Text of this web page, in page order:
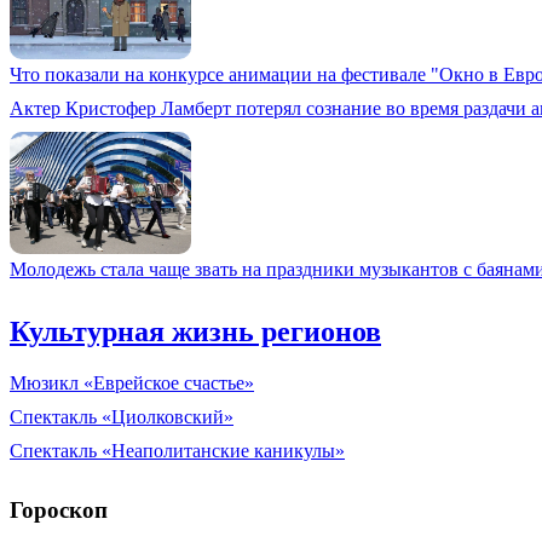
Что показали на конкурсе анимации на фестивале "Окно в
Актер Кристофер Ламберт потерял сознание во время раздачи
Молодежь стала чаще звать на праздники музыкантов с
Культурная жизнь регионов
Мюзикл «Еврейское счастье»
Спектакль «Циолковский»
Спектакль «Неаполитанские каникулы»
Гороскоп